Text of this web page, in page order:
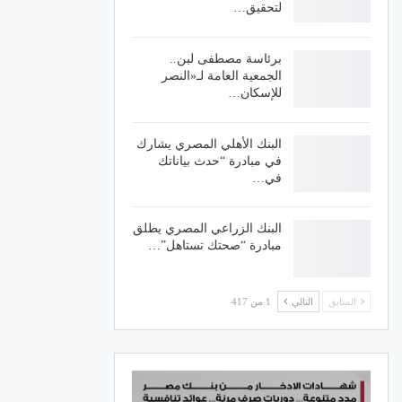
لتحقيق…
برئاسة مصطفى لبن..
الجمعية العامة لـ«النصر
للإسكان…
البنك الأهلي المصري يشارك
في مبادرة “حدث بياناتك
في…
البنك الزراعي المصري يطلق
مبادرة “صحتك تستاهل”…
السابق التالي 1 من 417